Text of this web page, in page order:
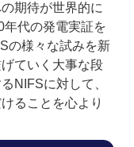
期待が世界的に
代の発電実証を
の様々な試みを新
ていく大事な段
NIFSに対して、
ることを心より